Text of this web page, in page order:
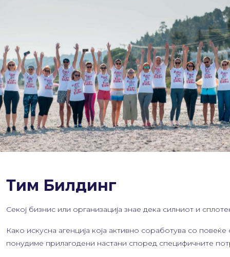
Тим Билдинг
Секој бизнис или организација знае дека силниот и
Како искусна агенција која активно соработува со
понудиме прилагодени настани според специфичните